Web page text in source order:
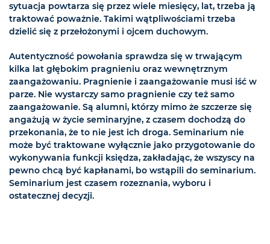
sytuacja powtarza się przez wiele miesięcy, lat, trzeba ją
traktować poważnie. Takimi wątpliwościami trzeba
dzielić się z przełożonymi i ojcem duchowym.
Autentyczność powołania sprawdza się w trwającym
kilka lat głębokim pragnieniu oraz wewnętrznym
zaangażowaniu. Pragnienie i zaangażowanie musi iść w
parze. Nie wystarczy samo pragnienie czy też samo
zaangażowanie. Są alumni, którzy mimo że szczerze się
angażują w życie seminaryjne, z czasem dochodzą do
przekonania, że to nie jest ich droga. Seminarium nie
może być traktowane wyłącznie jako przygotowanie do
wykonywania funkcji księdza, zakładając, że wszyscy na
pewno chcą być kapłanami, bo wstąpili do seminarium.
Seminarium jest czasem rozeznania, wyboru i
ostatecznej decyzji.